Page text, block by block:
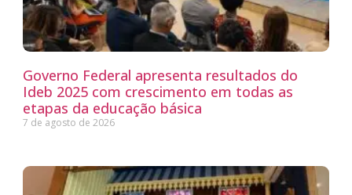
Governo Federal apresenta resultados do
Ideb 2025 com crescimento em todas as
etapas da educação básica
7 de agosto de 2026